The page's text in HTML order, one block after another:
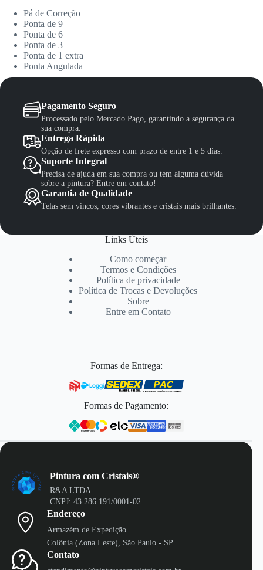
Pá de Correção
Ponta de 9
Ponta de 6
Ponta de 3
Ponta de 1 extra
Ponta Angulada
Pagamento Seguro
Processado pelo Mercado Pago, garantindo a segurança da
sua compra.
Entrega Rápida
Opção de frete expresso com prazo de entre 1 e 5 dias.
Suporte Integral
Precisa de ajuda em sua compra ou tem alguma dúvida
sobre a pintura? Entre em contato!
Garantia de Qualidade
Telas sem vincos, cores vibrantes e cristais mais brilhantes.
Links Úteis
Como começar
Termos e Condições
Política de privacidade
Política de Trocas e Devoluções
Sobre
Entre em Contato
Formas de Entrega:
Formas de Pagamento:
Pintura com Cristais®
R&A LTDA
CNPJ: 43.286.191/0001-02
Endereço
Armazém de Expedição
Colônia (Zona Leste), São Paulo - SP
Contato